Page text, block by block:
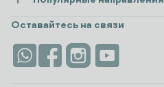
Безопасность
Контакты
Wellness
Размещение
Достопримечательности
Отзывы
посмотреть все
Istanbul
Оставайтесь на связи